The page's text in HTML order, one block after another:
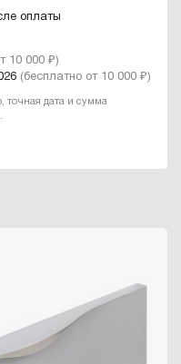
оплаты
10 000 ₽)
(бесплатно от 10 000 ₽)
точная дата и сумма